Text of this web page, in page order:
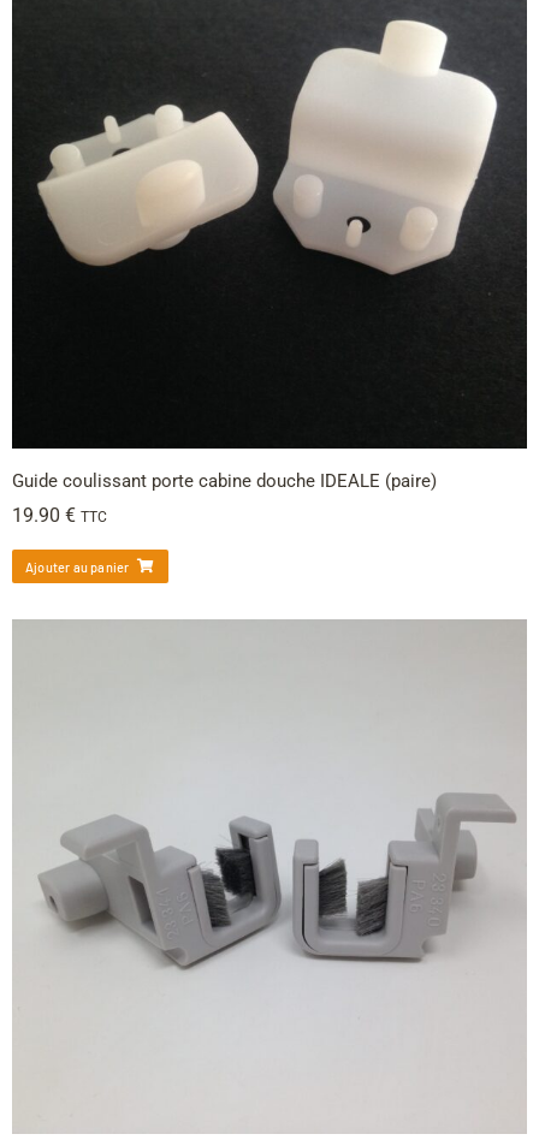
Guide coulissant porte cabine douche IDEALE (paire)
19.90 € TTC
Ajouter au panier